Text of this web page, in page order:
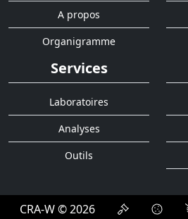
A propos
Organigramme
Services
Laboratoires
Analyses
Outils
CRA-W © 2026